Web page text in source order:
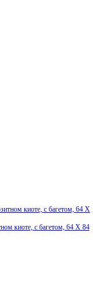
киоте, с багетом, 64 Х 84